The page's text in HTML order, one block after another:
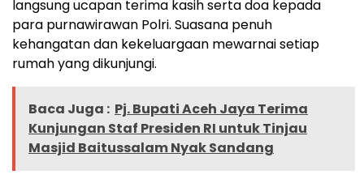
langsung ucapan terima kasih serta doa kepada
para purnawirawan Polri. Suasana penuh
kehangatan dan kekeluargaan mewarnai setiap
rumah yang dikunjungi.
Baca Juga : Pj. Bupati Aceh Jaya Terima
Kunjungan Staf Presiden RI untuk Tinjau
Masjid Baitussalam Nyak Sandang